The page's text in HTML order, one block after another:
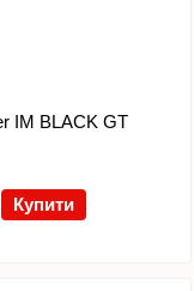
IM BLACK GT
Купити